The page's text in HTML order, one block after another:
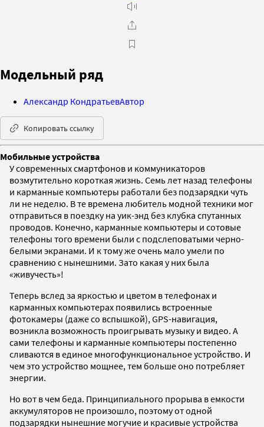
Модельный ряд
Александр КондратьевАвтор
Копировать ссылку
Мобильные устройства
У современных смартфонов и коммуникаторов
возмутительно короткая жизнь. Семь лет назад телефоны
и карманные компьютеры работали без подзарядки чуть
ли не неделю. В те времена любитель модной техники мог
отправиться в поездку на уик-энд без клубка спутанных
проводов. Конечно, карманные компьютеры и сотовые
телефоны того времени были с подслеповатыми черно-
белыми экранами. И к тому же очень мало умели по
сравнению с нынешними. Зато какая у них была
«живучесть»!
Теперь вслед за яркостью и цветом в телефонах и
карманных компьютерах появились встроенные
фотокамеры (даже со вспышкой), GPS-навигация,
возникла возможность проигрывать музыку и видео. А
сами телефоны и карманные компьютеры постепенно
сливаются в единое многофункциональное устройство. И
чем это устройство мощнее, тем больше оно потребляет
энергии.
Но вот в чем беда. Принципиального прорыва в емкости
аккумуляторов не произошло, поэтому от одной
подзарядки нынешние могучие и красивые устройства